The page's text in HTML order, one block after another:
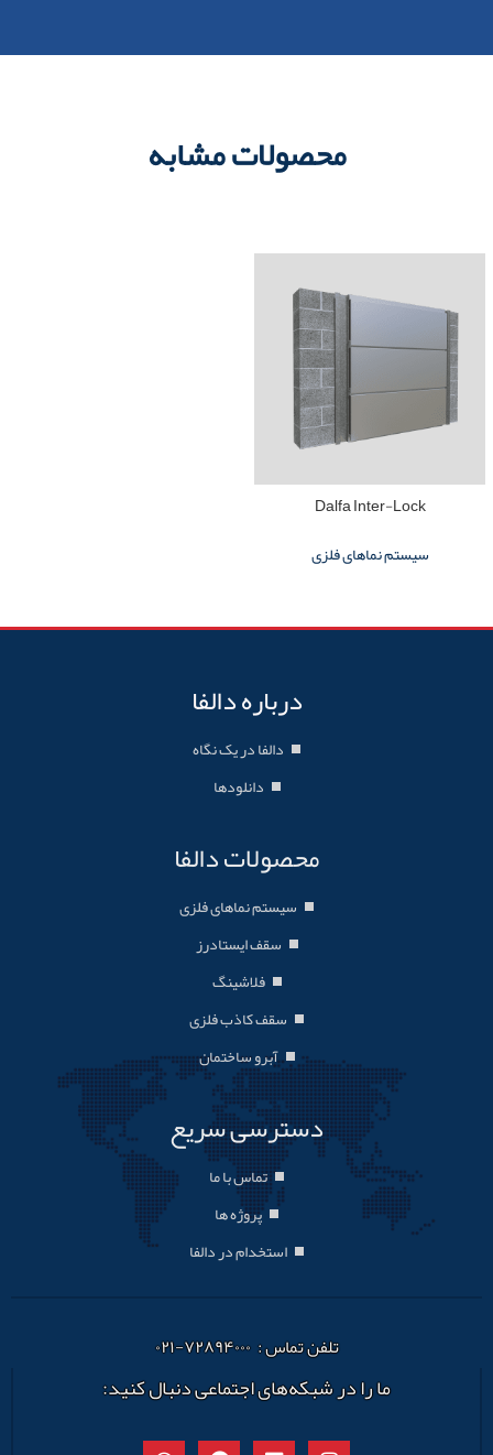
محصولات مشابه
Dalfa Inter-Lock
سیستم نماهای فلزی
درباره دالفا
دالفا در یک نگاه
دانلودها
محصولات دالفا
سیستم نماهای فلزی
سقف ایستادرز
فلاشینگ
سقف کاذب فلزی
آبرو ساختمان
دسترسی سریع
تماس با ما
پروژه ها
استخدام در دالفا
تلفن تماس : ۷۲۸۹۴۰۰۰-۰۲۱
ما را در شبکه‌های اجتماعی دنبال کنید: